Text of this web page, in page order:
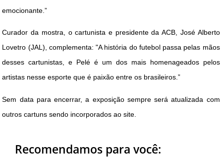
emocionante.”
Curador da mostra, o cartunista e presidente da ACB, José Alberto
Lovetro (JAL), complementa: "A história do futebol passa pelas mãos
desses cartunistas, e Pelé é um dos mais homenageados pelos
artistas nesse esporte que é paixão entre os brasileiros.”
Sem data para encerrar, a exposição sempre será atualizada com
outros cartuns sendo incorporados ao site.
Recomendamos para você: